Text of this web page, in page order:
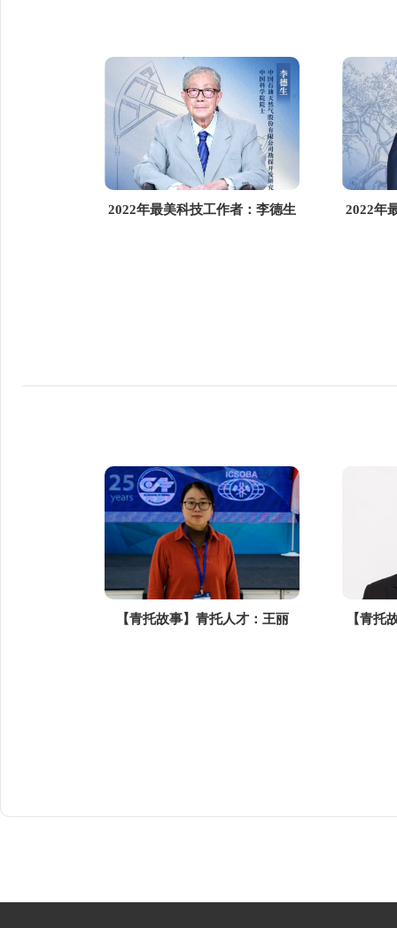
2022年最美科技工作者：李德生 2022年
【青托故事】青托人才：王丽 【青托